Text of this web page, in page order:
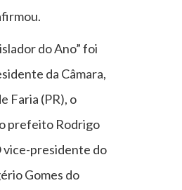
do Ano” foi
da Câmara,
Faria (PR), o
prefeito Rodrigo
vice-presidente do
Gomes do